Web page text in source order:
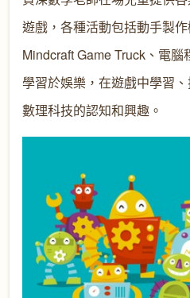
遊戲，各種活動包括動手製
Mindcraft Game Truck、電
學習於娛樂，在遊戲中學習
數理科技的認知和興趣。